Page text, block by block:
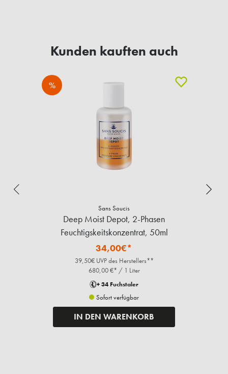
Kunden kauften auch
%
Sans Soucis
Deep Moist Depot, 2-Phasen
Feuchtigskeitskonzentrat, 50ml
34,00€*
39,50€ UVP des Herstellers**
680,00 €* / 1 Liter
+ 34 Fuchstaler
Sofort verfügbar
IN DEN WARENKORB